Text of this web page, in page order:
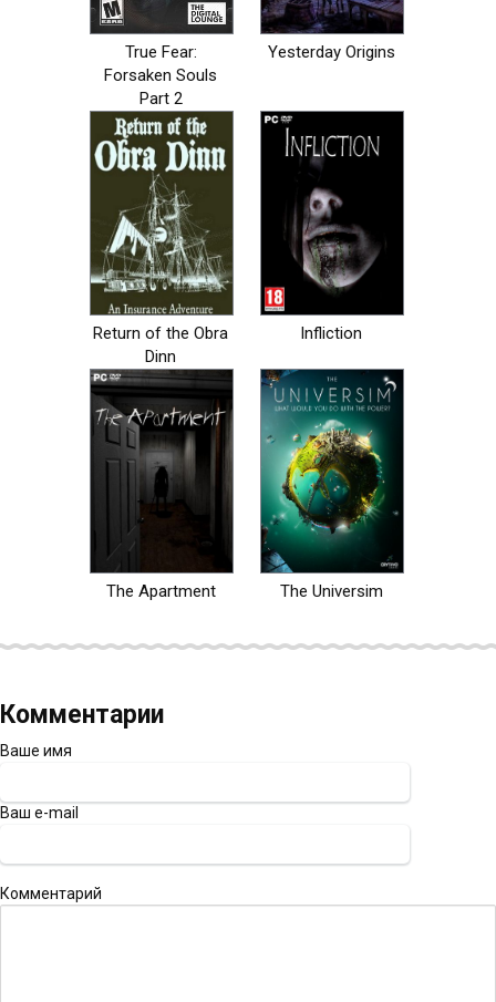
True Fear:
Forsaken Souls
Part 2
Yesterday Origins
Return of the Obra
Dinn
Infliction
The Apartment The Universim
Комментарии
Ваше имя
Ваш e-mail
Комментарий